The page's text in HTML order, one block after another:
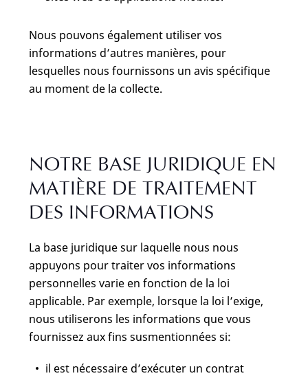
Nous pouvons également utiliser vos
informations d’autres manières, pour
lesquelles nous fournissons un avis spécifique
au moment de la collecte.
NOTRE BASE JURIDIQUE EN
MATIÈRE DE TRAITEMENT
DES INFORMATIONS
La base juridique sur laquelle nous nous
appuyons pour traiter vos informations
personnelles varie en fonction de la loi
applicable. Par exemple, lorsque la loi l’exige,
nous utiliserons les informations que vous
fournissez aux fins susmentionnées si:
il est nécessaire d’exécuter un contrat